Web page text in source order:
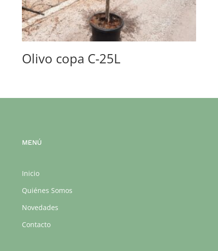
Olivo copa C-25L
MENÚ
Inicio
Quiénes Somos
Novedades
Contacto